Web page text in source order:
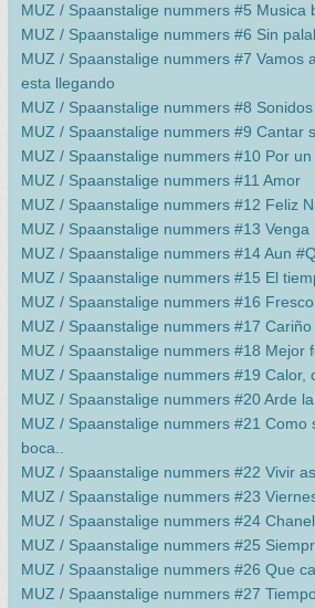
MUZ / Spaanstalige nummers #5 Musica
MUZ / Spaanstalige nummers #6 Sin
MUZ / Spaanstalige nummers #7 Vamos
esta llegando
MUZ / Spaanstalige nummers #8
MUZ / Spaanstalige nummers #9 Cantar
MUZ / Spaanstalige nummers #10 Por
MUZ / Spaanstalige nummers #11 Amor
MUZ / Spaanstalige nummers #12 Feliz
MUZ / Spaanstalige nummers #13 Venga
MUZ / Spaanstalige nummers #14 Aun
MUZ / Spaanstalige nummers #15 El
MUZ / Spaanstalige nummers #16
MUZ / Spaanstalige nummers #17 Cariño
MUZ / Spaanstalige nummers #18 Mejor
MUZ / Spaanstalige nummers #19 Calor,
MUZ / Spaanstalige nummers #20 Arde
MUZ / Spaanstalige nummers #21 Como
boca..
MUZ / Spaanstalige nummers #22 Vivir
MUZ / Spaanstalige nummers #23
MUZ / Spaanstalige nummers #24
MUZ / Spaanstalige nummers #25
MUZ / Spaanstalige nummers #26 Que
MUZ / Spaanstalige nummers #27